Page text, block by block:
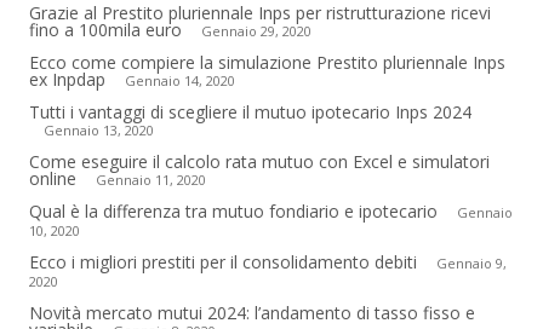
Grazie al Prestito pluriennale Inps per ristrutturazione ricevi
fino a 100mila euro Gennaio 29, 2020
Ecco come compiere la simulazione Prestito pluriennale Inps
ex Inpdap Gennaio 14, 2020
Tutti i vantaggi di scegliere il mutuo ipotecario Inps 2024
Gennaio 13, 2020
Come eseguire il calcolo rata mutuo con Excel e simulatori
online Gennaio 11, 2020
Qual è la differenza tra mutuo fondiario e ipotecario
Gennaio
10, 2020
Ecco i migliori prestiti per il consolidamento debiti
Gennaio 9,
2020
Novità mercato mutui 2024: l’andamento di tasso fisso e